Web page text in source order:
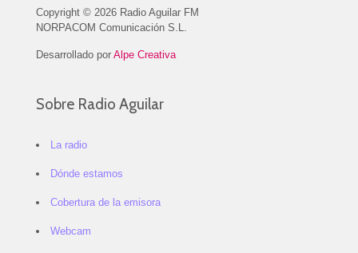
Copyright © 2026 Radio Aguilar FM
NORPACOM Comunicación S.L.
Desarrollado por Alpe Creativa
Sobre Radio Aguilar
La radio
Dónde estamos
Cobertura de la emisora
Webcam